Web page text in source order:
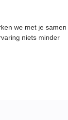
we met je samen
niets minder